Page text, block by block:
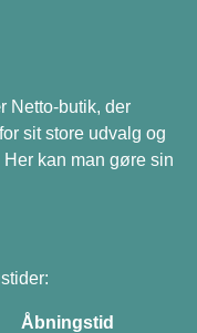
Netto-butik, der
sit store udvalg og
kan man gøre sin
Åbningstid